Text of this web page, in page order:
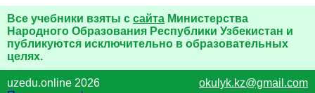
Все учебники взяты с сайта Министерства
Народного Образования Республики Узбекистан и
публикуются исключительно в образовательных
целях.
uzedu.online 2026
okulyk.kz@gmail.com